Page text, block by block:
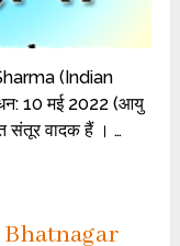
(Indian
10 मई 2022 (आयु
संतूर वादक हैं । …
Bhatnagar